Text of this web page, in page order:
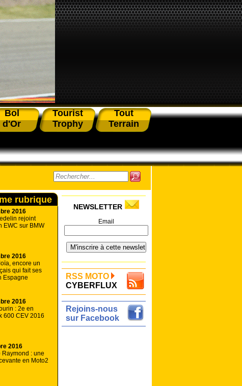
Bol
d'Or
Tourist
Trophy
Tout
Terrain
rubrique
2016
rejoint
EWC sur BMW
2016
encore un
qui fait ses
Espagne
2016
: 2e en
600 CEV 2016
2016
Raymond : une
en Moto2
NEWSLETTER
Email
RSS MOTO
CYBERFLUX
Rejoins-nous
sur Facebook